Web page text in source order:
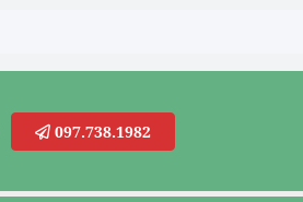
097.738.1982